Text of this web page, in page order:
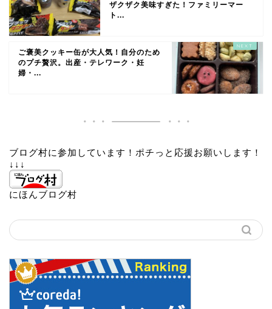
ザクザク美味すぎた！ファミリーマー
ト...
ご褒美クッキー缶が大人気！自分のため
のプチ贅沢。出産・テレワーク・妊
婦・...
ブログ村に参加しています！ポチっと応援お願いします！
↓↓↓
にほんブログ村